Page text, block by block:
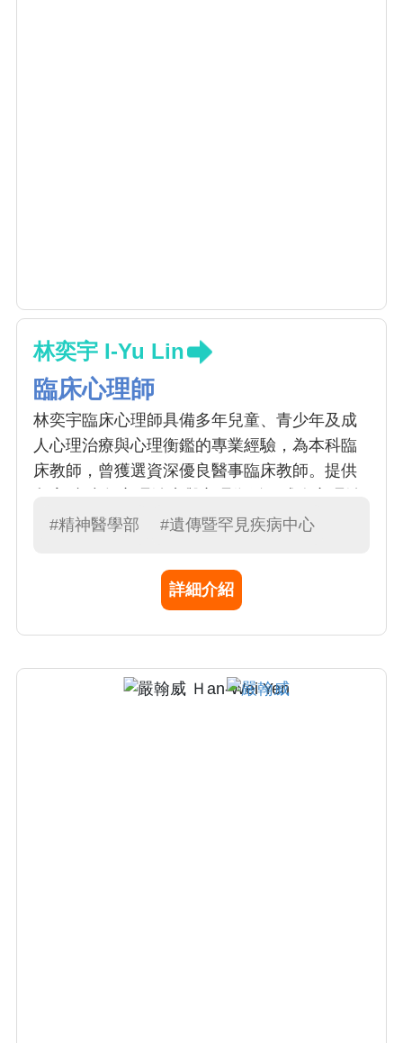
林奕宇 I-Yu Lin
臨床心理師
林奕宇臨床心理師具備多年兒童、青少年及成
人心理治療與心理衡鑑的專業經驗，為本科臨
床教師，曾獲選資深優良醫事臨床教師。提供
療與心理衡鑑。專長為心理動力心理治療、兒
力於提供專業、保密、彈性及個別化的心理服
務，秉持理解與支持的理念，陪伴個案進行自
#精神醫學部 #遺傳暨罕見疾病中心
詳細介紹